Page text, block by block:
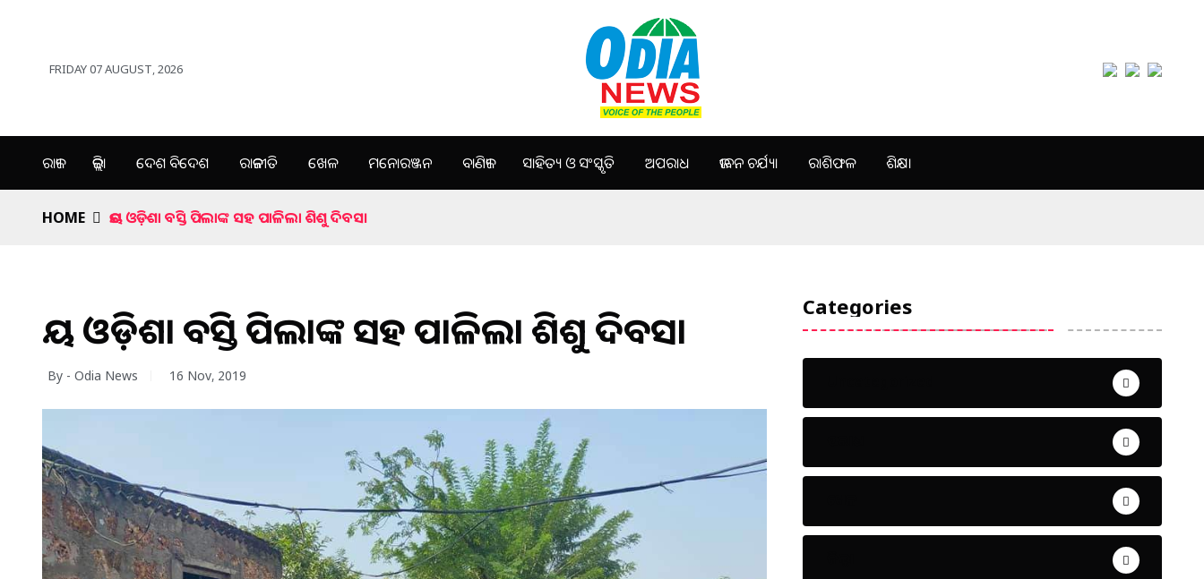
FRIDAY 07 AUGUST, 2026
ରାଜ୍ୟ ଜିଲ୍ଲା ଦେଶ ବିଦେଶ ରାଜନୀତି ଖେଳ ମନୋରଞ୍ଜନ ବାଣିଜ୍ୟ ସାହିତ୍ୟ ଓ ସଂସ୍କୃତି ଅପରାଧ ଜୀବନ ଚର୍ଯ୍ୟା ରାଶିଫଳ ଶିକ୍ଷା
HOME ଜୟ ଓଡ଼ିଶା ବସ୍ତି ପିଲାଙ୍କ ସହ ପାଳିଲା ଶିଶୁ ଦିବସ।
ଜୟ ଓଡ଼ିଶା ବସ୍ତି ପିଲାଙ୍କ ସହ ପାଳିଲା ଶିଶୁ ଦିବସ।
By - Odia News 16 Nov, 2019
Categories